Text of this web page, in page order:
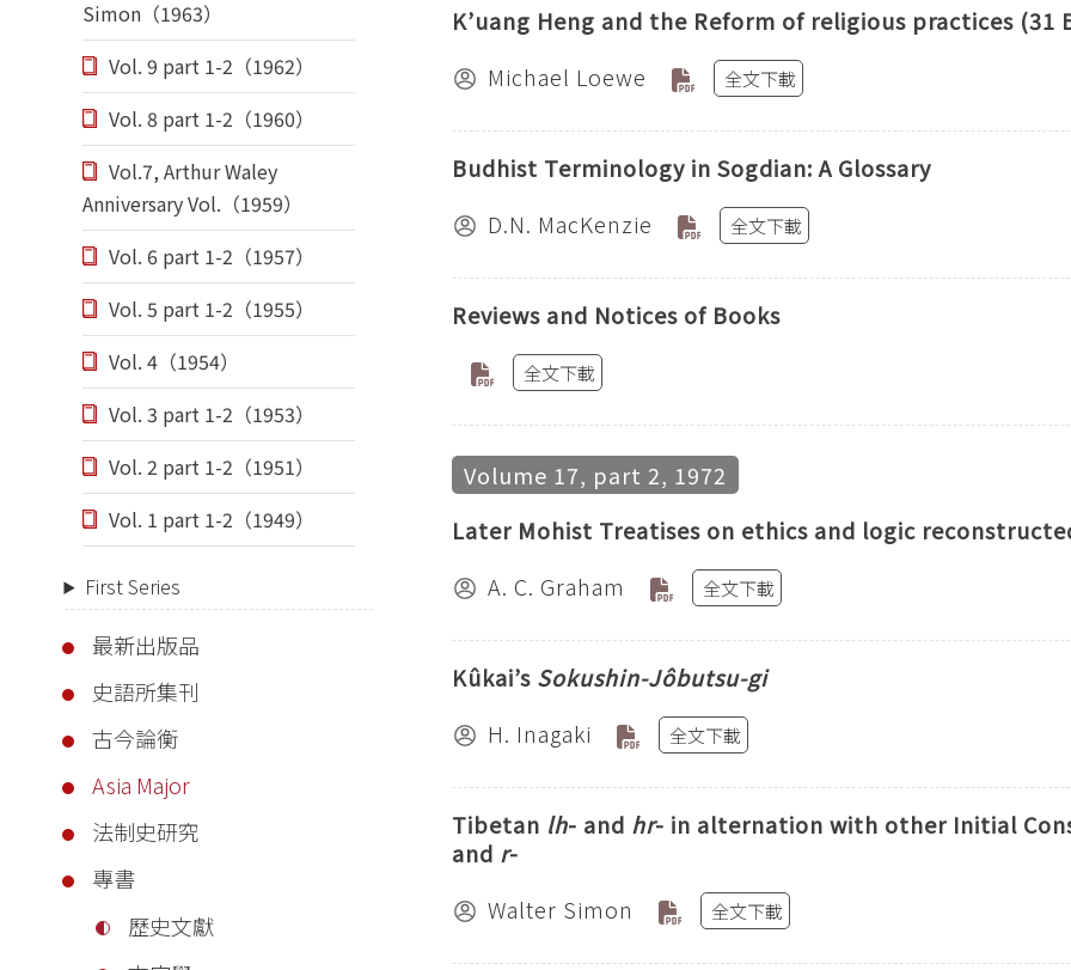
Simon（1963）
Vol. 9 part 1-2（1962）
Vol. 8 part 1-2（1960）
Vol.7, Arthur Waley
Anniversary Vol.（1959）
Vol. 6 part 1-2（1957）
Vol. 5 part 1-2（1955）
Vol. 4（1954）
Vol. 3 part 1-2（1953）
Vol. 2 part 1-2（1951）
Vol. 1 part 1-2（1949）
First Series
最新出版品
史語所集刊
古今論衡
Asia Major
法制史研究
專書
歷史文獻
K’uang Heng and the Reform of religious practices (31
Michael Loewe
全文下載
Budhist Terminology in Sogdian: A Glossary
D.N. MacKenzie
全文下載
Reviews and Notices of Books
全文下載
Volume 17, part 2, 1972
Later Mohist Treatises on ethics and logic
A. C. Graham
全文下載
Kûkai’s Sokushin-Jôbutsu-gi
H. Inagaki
全文下載
Tibetan lh- and hr- in alternation with other Initial
and r-
Walter Simon
全文下載